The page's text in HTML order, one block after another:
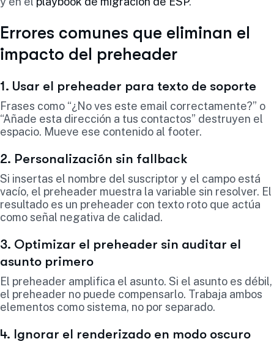
Errores comunes que eliminan el
impacto del preheader
1. Usar el preheader para texto de soporte
Frases como “¿No ves este email correctamente?” o
“Añade esta dirección a tus contactos” destruyen el
espacio. Mueve ese contenido al footer.
2. Personalización sin fallback
Si insertas el nombre del suscriptor y el campo está
vacío, el preheader muestra la variable sin resolver. El
resultado es un preheader con texto roto que actúa
como señal negativa de calidad.
3. Optimizar el preheader sin auditar el
asunto primero
El preheader amplifica el asunto. Si el asunto es débil,
el preheader no puede compensarlo. Trabaja ambos
elementos como sistema, no por separado.
4. Ignorar el renderizado en modo oscuro